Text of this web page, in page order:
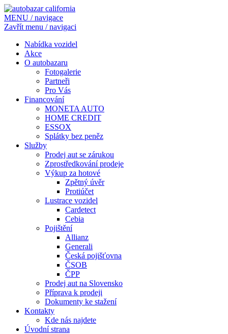
MENU / navigace
Zavřít menu / navigaci
Nabídka vozidel
Akce
O autobazaru
Fotogalerie
Partneři
Pro Vás
Financování
MONETA AUTO
HOME CREDIT
ESSOX
Splátky bez peněz
Služby
Prodej aut se zárukou
Zprostředkování prodeje
Výkup za hotové
Zpětný úvěr
Protiúčet
Lustrace vozidel
Cardetect
Cebia
Pojištění
Allianz
Generali
Česká pojišťovna
ČSOB
ČPP
Prodej aut na Slovensko
Příprava k prodeji
Dokumenty ke stažení
Kontakty
Kde nás najdete
Úvodní strana